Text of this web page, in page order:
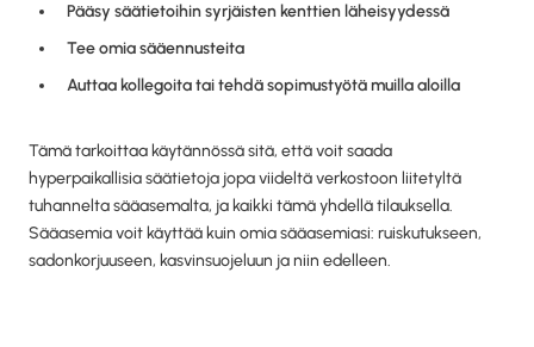
Pääsy säätietoihin syrjäisten kenttien läheisyydessä
Tee omia sääennusteita
Auttaa kollegoita tai tehdä sopimustyötä muilla aloilla
Tämä tarkoittaa käytännössä sitä, että voit saada
hyperpaikallisia säätietoja jopa viideltä verkostoon liitetyltä
tuhannelta sääasemalta, ja kaikki tämä yhdellä tilauksella.
Sääasemia voit käyttää kuin omia sääasemiasi: ruiskutukseen,
sadonkorjuuseen, kasvinsuojeluun ja niin edelleen.